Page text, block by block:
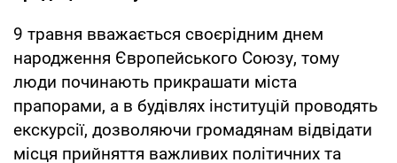
9 травня вважається своєрідним днем
народження Європейського Союзу, тому
люди починають прикрашати міста
прапорами, а в будівлях інституцій проводять
екскурсії, дозволяючи громадянам відвідати
місця прийняття важливих політичних та